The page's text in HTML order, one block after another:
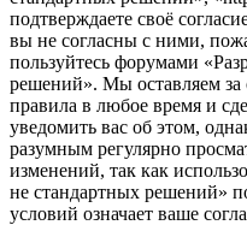
подтверждаете своё
вы не согласны с ними,
пользуйтесь форумами
решений». Мы оставляем за
правила в любое время и
уведомить вас об этом,
разумным регулярно
изменений, так как
не стандартных решений»
условий означает ваше